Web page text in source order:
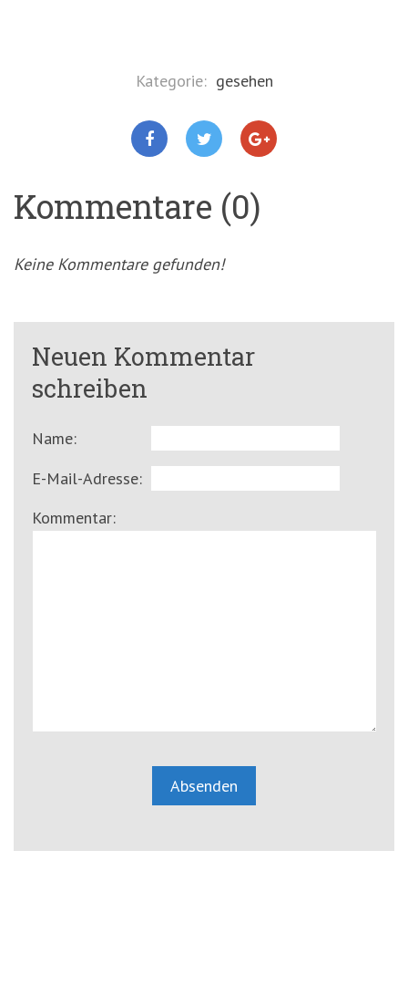
Kategorie: gesehen
Kommentare (0)
Keine Kommentare gefunden!
Neuen Kommentar
schreiben
Name:
E-Mail-Adresse:
Kommentar: